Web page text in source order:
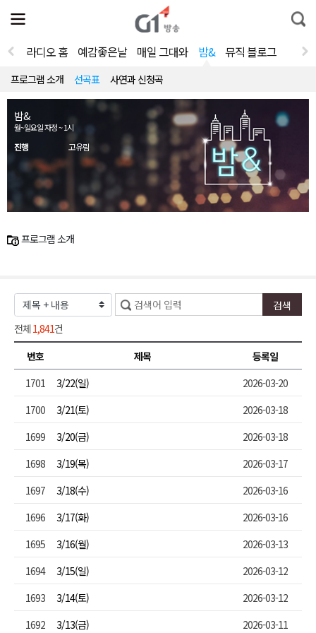
전
체
뉴
열
통
합
라디오 홈 예감좋은날 매일 그대와 밤& 뮤직 블로그
프로그램 소개 선곡표 사연과 신청곡
밤&
월~일요일 자정 ~ 1시
진행 고유림
프로그램 소개
전체 1,841건
번호
제목
등록일
1701
3/22(일)
2026-03-20
1700
3/21(토)
2026-03-18
1699
3/20(금)
2026-03-18
1698
3/19(목)
2026-03-17
1697
3/18(수)
2026-03-16
1696
3/17(화)
2026-03-16
1695
3/16(월)
2026-03-13
1694
3/15(일)
2026-03-12
1693
3/14(토)
2026-03-12
1692
3/13(금) 2026-03-11